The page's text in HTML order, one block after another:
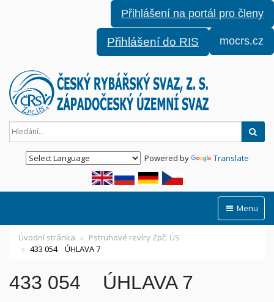
Přihlášení na portál pro členy
Přihlášení do RIS mocrs.cz
Powered by Translate
Menu
Úvodní stránka
Pstruhové revíry Zpč. ÚS
433 054 ÚHLAVA 7
433 054 ÚHLAVA 7